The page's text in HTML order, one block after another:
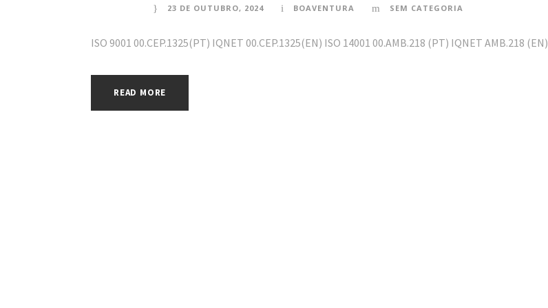
23 DE OUTUBRO, 2024 BOAVENTURA SEM CATEGORIA
ISO 9001 00.CEP.1325(PT) IQNET 00.CEP.1325(EN) ISO 14001 00.AMB.218 (PT) IQNET AMB.218 (EN)
READ MORE